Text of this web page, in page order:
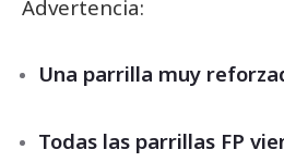
Advertencia:
Una parrilla muy
Todas las parrillas FP